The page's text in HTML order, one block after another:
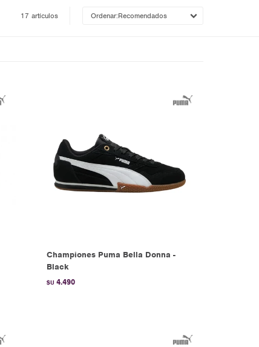
17 artículos Recomendados
Championes Puma Bella Donna -
Black
$U 4.490